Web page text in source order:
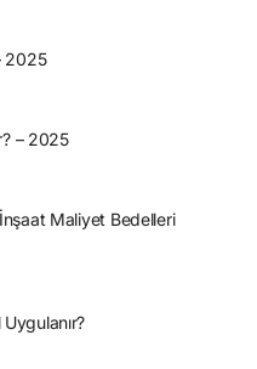
2025
– 2025
Maliyet Bedelleri